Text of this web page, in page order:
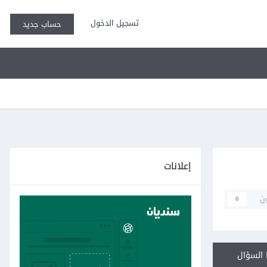
تسجيل الدخول حساب جديد
0
إعلانات